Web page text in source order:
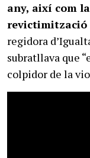
any, així com
revictimització
regidora
subratllava que
colpidor de la